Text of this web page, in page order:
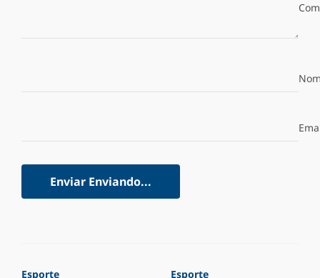
Enviar Enviando...
Esporte Esporte